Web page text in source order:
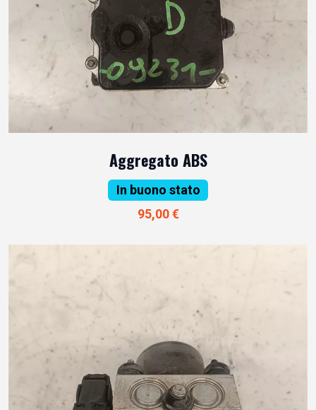
Aggregato ABS
In buono stato
95,00 €